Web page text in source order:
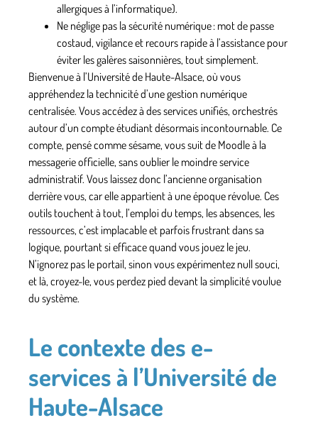
allergiques à l’informatique).
Ne néglige pas la sécurité numérique: mot de passe
costaud, vigilance et recours rapide à l’assistance pour
éviter les galères saisonnières, tout simplement.
Bienvenue à l’Université de Haute-Alsace, où vous
appréhendez la technicité d’une gestion numérique
centralisée. Vous accédez à des services unifiés, orchestrés
autour d’un compte étudiant désormais incontournable. Ce
compte, pensé comme sésame, vous suit de Moodle à la
messagerie officielle, sans oublier le moindre service
administratif. Vous laissez donc l’ancienne organisation
derrière vous, car elle appartient à une époque révolue. Ces
outils touchent à tout, l’emploi du temps, les absences, les
ressources, c’est implacable et parfois frustrant dans sa
logique, pourtant si efficace quand vous jouez le jeu.
N’ignorez pas le portail, sinon vous expérimentez null souci,
et là, croyez-le, vous perdez pied devant la simplicité voulue
du système.
Le contexte des e-
services à l’Université de
Haute-Alsace